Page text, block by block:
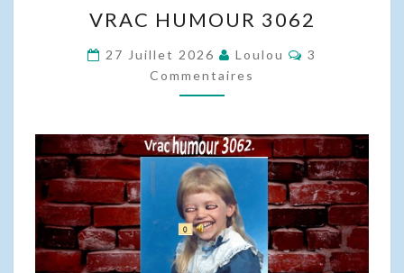
HUMOUR
3062
VRAC HUMOUR 3062
27 Juillet 2026 Loulou
3
Commentaires